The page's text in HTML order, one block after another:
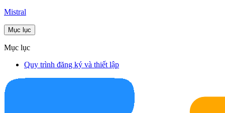
Mistral
Mục lục
Mục lục
Quy trình đăng ký và thiết lập